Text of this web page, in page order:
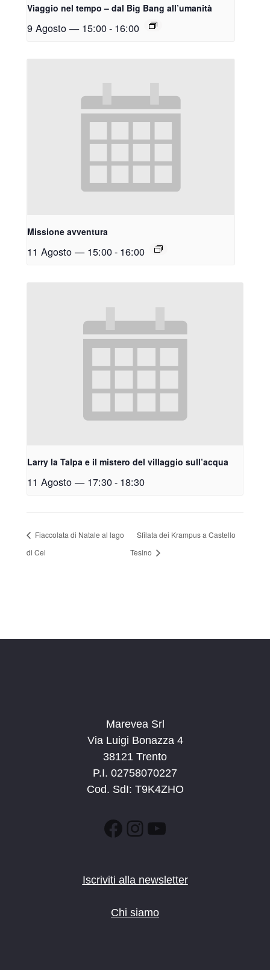
Viaggio nel tempo – dal Big Bang all’umanità
9 Agosto — 15:00- 16:00
Missione avventura
11 Agosto — 15:00- 16:00
Larry la Talpa e il mistero del villaggio sull’acqua
11 Agosto — 17:30- 18:30
Fiaccolata di Natale al lago
di Cei
Sfilata dei Krampus a Castello
Tesino
Marevea Srl
Via Luigi Bonazza 4
38121 Trento
P.I. 02758070227
Cod. SdI: T9K4ZHO
Facebook
Instagram
YouTube
Iscriviti alla newsletter
Chi siamo